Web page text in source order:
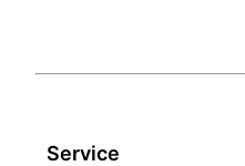
Service